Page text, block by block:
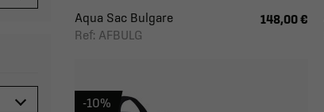
Aqua Sac Bulgare
Ref: AFBULG
148,00 €
-10%